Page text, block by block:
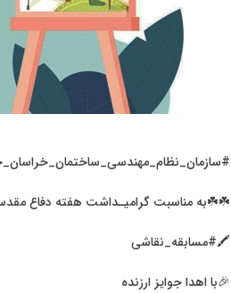
☘️☘️به مناسبت گرامیـداشت هفته دفاع
🖍#مسابقه_نقاشی
🎉با اهدا جوایز ارزنده